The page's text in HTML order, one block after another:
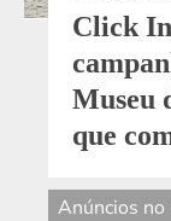
Museu
que
Cliente